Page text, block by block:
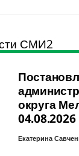
СМИ2
округа
04.08.2026
Екатерина